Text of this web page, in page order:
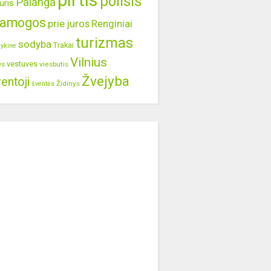
prie juros Renginiai
sodyba Trakai turizmas
vestuves viesbutis Vilnius
šventės Židinys Žvejyba